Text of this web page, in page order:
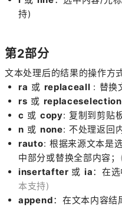
持)
第2部分
文本处理后的结果的操作方
ra 或 replaceall : 替换
rs 或 replaceselection
c 或 copy: 复制到剪贴板
n 或 none: 不处理返回
rauto: 根据来源文本是
中部分或替换全部内容；
insertafter 或 ia：在
本支持)
append：在文本内容